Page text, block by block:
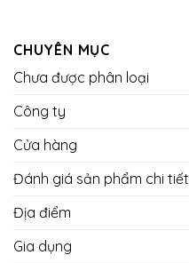
CHUYÊN MỤC
Chưa được phân loại
Công ty
Cửa hàng
Đánh giá sản phẩm chi tiết
Địa điểm
Gia dụng